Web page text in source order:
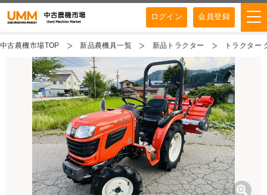
ログイン 会員登録
中古農機市場TOP 新品農機具一覧 新品トラクター トラクター